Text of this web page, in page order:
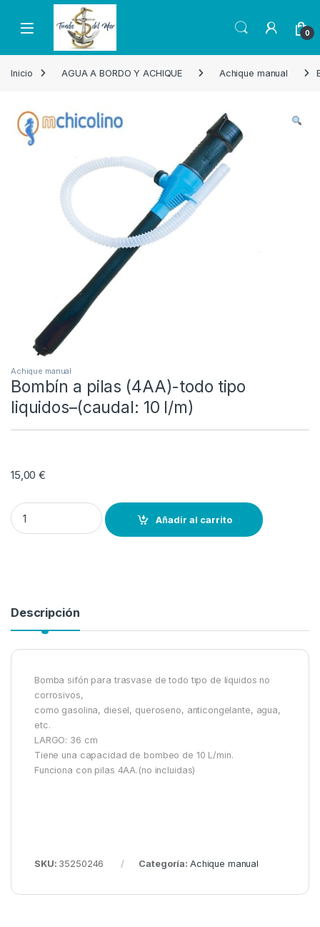
Skip to navigation
Skip to content
Open 0
Inicio AGUA A BORDO Y ACHIQUE Achique manual
Achique manual
Bombín a pilas (4AA)-todo tipo
liquidos–(caudal: 10 l/m)
15,00€
Bombín a pilas (4AA)-todo tipo liquidos–(caudal: 10 l/m) quantity
Añadir al carrito
Descripción
Bomba sifón para trasvase de todo tipo de líquidos no
corrosivos,
como gasolina, diesel, queroseno, anticongelante, agua,
etc.
LARGO: 36 cm
Tiene una capacidad de bombeo de 10 L/min.
Funciona con pilas 4AA.(no incluidas)
SKU: 35250246 Categoría: Achique manual